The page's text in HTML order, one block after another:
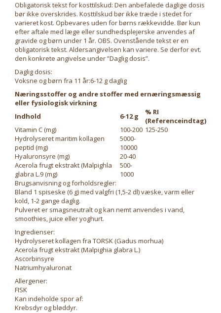
Obligatorisk tekst for kosttilskud: Den anbefalede daglige dosis
bør ikke overskrides. Kosttilskud bør ikke træde i stedet for
varieret kost. Opbevares uden for børns rækkevidde. Bør kun
efter aftale med læge eller sundhedsplejerske anvendes af
gravide og børn under 1 år. OBS. Ovenstående tekst er en
obligatorisk tekst. Aldersangivelsen kan variere. Se derfor evt.
den konkrete angivelse under ”Daglig dosis”.
Daglig dosis:
Voksne og børn fra 11 år:6-12 g daglig
Næringsstoffer og andre stoffer med ernæringsmæssig
eller fysiologisk virkning
Indhold
6-12 g
% RI
(Referenceindtag)
Vitamin C (mg)
100-200 125-250
Hydrolyseret maritim kollagen
peptid (mg)
5000-
10000
Hyaluronsyre (mg)
20-40
Acerola frugt ekstrakt (Malpighla
glabra L.9 (mg)
500-
1000
Brugsanvisning og forholdsregler:
Bland 1 spiseske (6 g) med valgfri (1,5-2 dl) væske, varm eller
kold, 1-2 gange daglig.
Pulveret er smagsneutralt og kan nemt anvendes i vand,
smoothies, juice eller yoghurt.
Ingredienser:
Hydrolyseret kollagen fra TORSK (Gadus morhua)
Acerola frugt ekstrakt (Malpighia glabra L.)
Ascorbinsyre
Natriumhyaluronat
Allergener:
FISK
Kan indeholde spor af:
Krebsdyr og bløddyr.